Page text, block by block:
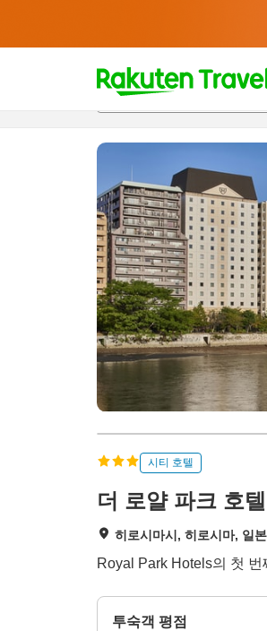
t
p
a
_
s
e
a
r
c
h
개요객실 & 숙박 상품이용 후
시티 호텔
더 로얄 파크 호
히로시마시, 히로시마, 일본
Royal Park Hotels의 첫
투숙객 평점